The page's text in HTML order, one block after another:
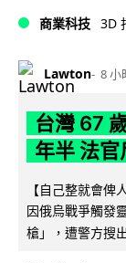
商業科技 3D
Lawton 8 小
台灣 67
年半 法
【自己整就會俾
因俄烏戰爭觸發
槍」，遭警方搜